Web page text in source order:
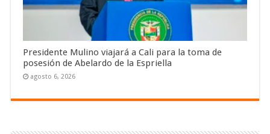
Presidente Mulino viajará a Cali para la toma de
posesión de Abelardo de la Espriella
agosto 6, 2026